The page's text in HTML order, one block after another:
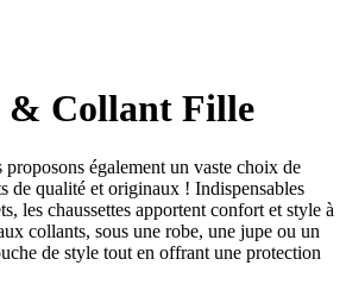
& Collant Fille
également un vaste choix de
de qualité et originaux ! Indispensables
les chaussettes apportent confort et style à
collants, sous une robe, une jupe ou un
de style tout en offrant une protection